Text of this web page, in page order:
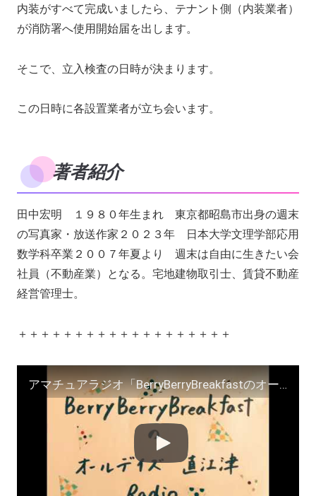
内装がすべて完成いましたら、テナント側（内装業者）
が消防署へ使用開始届を出します。
そこで、立入検査の日時が決まります。
この日時に各設置業者が立ち会います。
著者紹介
田中宏明 １９８０年生まれ 東京都昭島市出身の週末
の写真家・放送作家２０２３年 日本大学文理学部応用
数学科卒業２００７年夏より 週末は自由に生きたい会
社員（不動産業）となる。宅地建物取引士、賃貸不動産
経営管理士。
＋＋＋＋＋＋＋＋＋＋＋＋＋＋＋＋＋＋＋
アマチュアラジオ「BerryBerryBreakfastのオールデイズ直江津Radio〜第４６回」ヨーグルト田中とDJシューカイ